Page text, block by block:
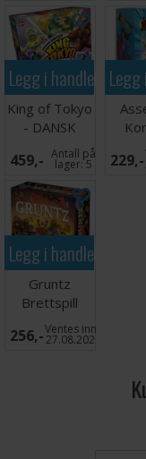
Legg i handlekurven
King of Tokyo
- DANSK
459,- Antall på
lager:5 229,-
Legg i handlekurven
Gruntz
Brettspill
256,-Ventes inn
27.08.2026